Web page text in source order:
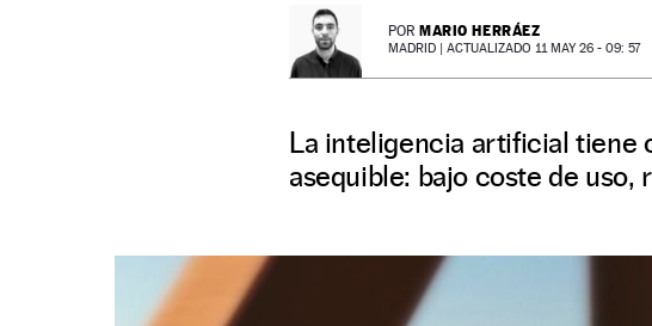
POR MARIO HERRÁEZ
MADRID | ACTUALIZADO 11 MAY 26 - 09: 57
La inteligencia artificial tiene
asequible: bajo coste de uso,